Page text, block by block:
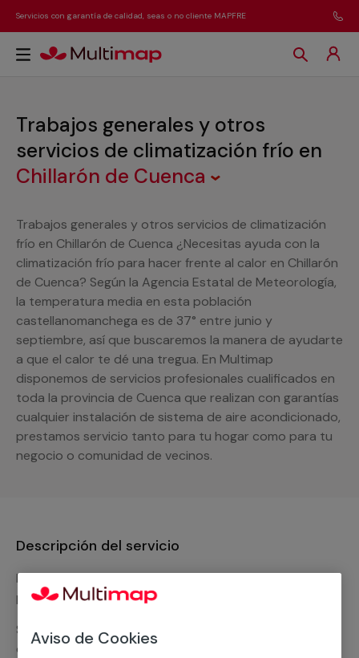
Servicios con garantía de calidad, seas o no cliente MAPFRE
Trabajos generales y otros
servicios de climatización frío en
Chillarón de Cuenca
Trabajos generales y otros servicios de climatización
frío en Chillarón de Cuenca ¿Necesitas ayuda con la
climatización frío para hacer frente al calor en Chillarón
de Cuenca? Según la Agencia Estatal de Meteorología,
la temperatura media en esta población
castellanomanchega es de 37° entre junio y
septiembre, así que buscaremos la manera de ayudarte
a que el calor te dé una tregua. En Multimap
disponemos de servicios profesionales cualificados en
toda la provincia de Cuenca que realizan con garantías
cualquier instalación de sistema de aire acondicionado,
prestamos servicio tanto para tu hogar como para tu
negocio o comunidad de vecinos.
Descripción del servicio
Nuestro equipo de expertos ofrece un servicio con
precios competitivos en
Solicita tu presupuesto y te ofreceremos una solución
diseñada a tu medida y sin ningún compromiso. Un
Aviso de Cookies